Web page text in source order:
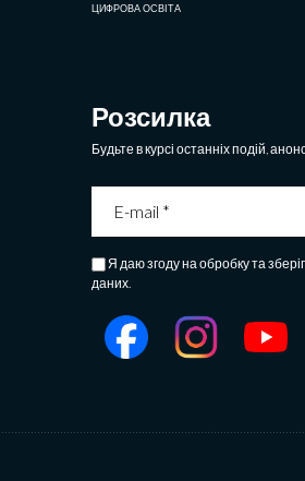
ЦИФРОВА ОСВІТА
Розсилка
Будьте в курсі останніх подій,
Я даю згоду на обробку та
даних.